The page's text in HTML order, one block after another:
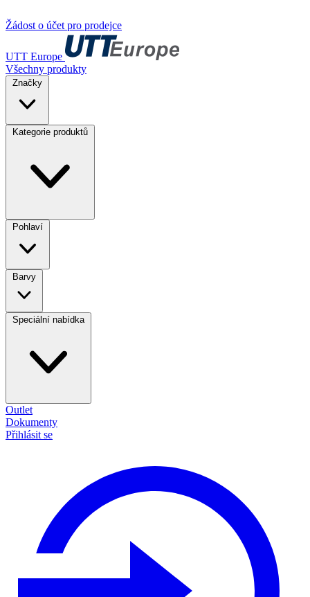
Žádost o účet pro prodejce
UTT Europe
Všechny produkty
Značky
Kategorie produktů
Pohlaví
Barvy
Speciální nabídka
Outlet
Dokumenty
Přihlásit se